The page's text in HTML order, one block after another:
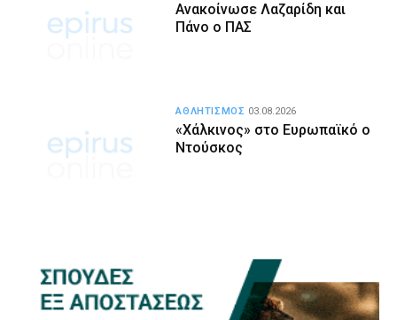
Ανακοίνωσε Λαζαρίδη και
Πάνο ο ΠΑΣ
«Χάλκινος» στο Ευρωπαϊκό ο
Ντούσκος
ΑΘΛΗΤΙΣΜΟΣ 03.08.2026